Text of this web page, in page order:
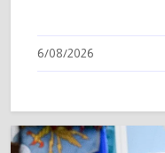
6/08/2026